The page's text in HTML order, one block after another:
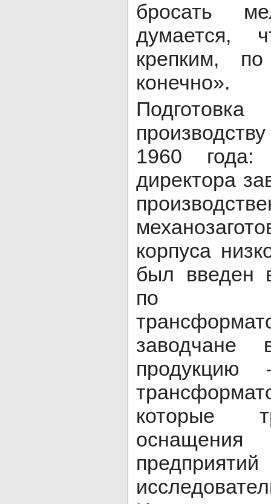
бросать
думается,
крепким,
конечно».
1960 года:
директора
корпуса
был введен
по
заводчане
продукцию
которые